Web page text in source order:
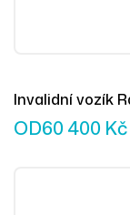
Invalidní vozík
OD60 400 Kč